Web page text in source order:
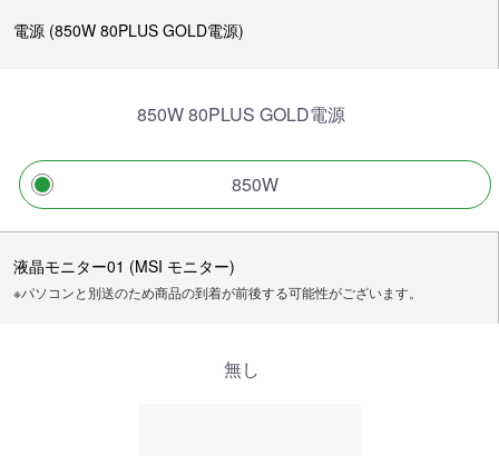
電源 (850W 80PLUS GOLD電源)
850W 80PLUS GOLD電源
850W
液晶モニター01 (MSI モニター)
※パソコンと別送のため商品の到着が前後する可能性がございます。
無し